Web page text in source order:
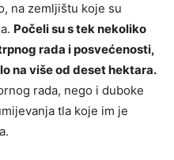
na zemljištu koje su
Počeli su s tek nekoliko
rada i posvećenosti,
na više od deset hektara.
rada, nego i duboke
tla koje im je